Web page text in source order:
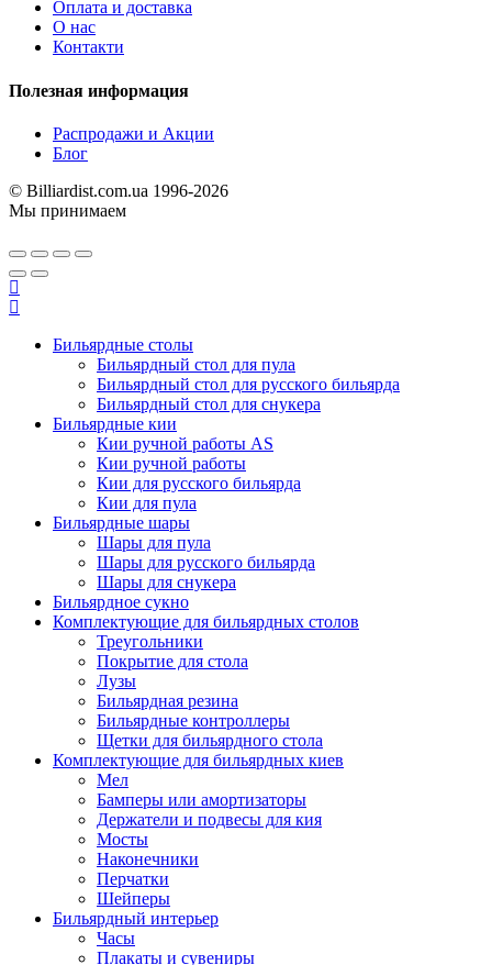
Оплата и доставка
О нас
Контакти
Полезная информация
Распродажи и Акции
Блог
© Billiardist.com.ua 1996-2026
Мы принимаем
Бильярдные столы
Бильярдный стол для пула
Бильярдный стол для русского бильярда
Бильярдный стол для снукера
Бильярдные кии
Кии ручной работы AS
Кии ручной работы
Кии для русского бильярда
Кии для пула
Бильярдные шары
Шары для пула
Шары для русского бильярда
Шары для снукера
Бильярдное сукно
Комплектующие для бильярдных столов
Треугольники
Покрытие для стола
Лузы
Бильярдная резина
Бильярдные контроллеры
Щетки для бильярдного стола
Комплектующие для бильярдных киев
Мел
Бамперы или амортизаторы
Держатели и подвесы для кия
Мосты
Наконечники
Перчатки
Шейперы
Бильярдный интерьер
Часы
Плакаты и сувениры